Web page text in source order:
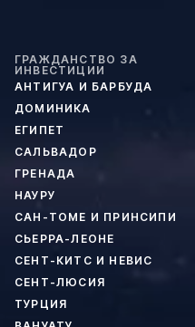
ГРАЖДАНСТВО ЗА
ИНВЕСТИЦИИ
АНТИГУА И БАРБУДА
ДОМИНИКА
ЕГИПЕТ
САЛЬВАДОР
ГРЕНАДА
НАУРУ
САН-ТОМЕ И ПРИНСИПИ
СЬЕРРА-ЛЕОНЕ
СЕНТ-КИТС И НЕВИС
СЕНТ-ЛЮСИЯ
ТУРЦИЯ